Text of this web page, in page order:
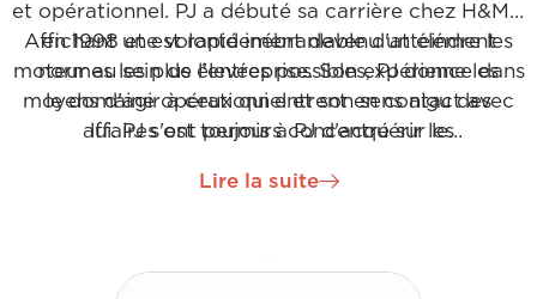
et opérationnel. PJ a débuté sa carrière chez H&MV
en 1998 et est rapidement devenu un élément
moteur au sein de l'entreprise. Son expérience dans
le domaine opérationnel et son sens aigu des
affaires ont permis à PJ d'acquérir les
pour se positionner comme un leader du secteur.
Affichant une volonté inébranlable d'atteindre les
normes les plus élevées possibles, PJ donne les
moyens d'agir à ceux qui entrent en contact avec
lui. PJ s'est toujours concentré sur le
aux principaux utilisateurs industriels et aux
Lire la suite